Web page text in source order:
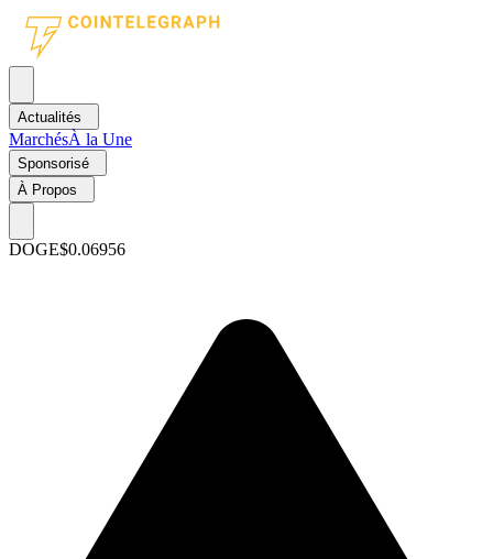
Actualités
MarchésÀ la Une
Sponsorisé
À Propos
DOGE$0.06956